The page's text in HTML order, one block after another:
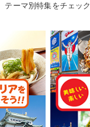
テーマ別特集をチェック